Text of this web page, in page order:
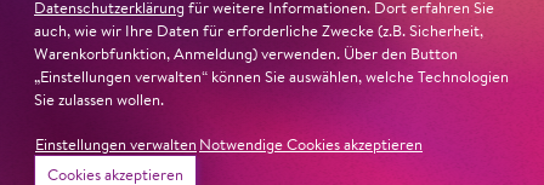
Publikum in ihren Bann, fordere zum Miterleben und
Mitleiden heraus – niemand im Saal bliebe teilnahmslos
zurück, lobt die Jury Ambur Braids stimmliche Wucht
und ihre starke Bühnenpräsenz:
»In dem überwältigenden Farbenreichtum ihres Spiels
Datenschutzerklärung für weitere Informationen. Dort erfahren Sie
auch, wie wir Ihre Daten für erforderliche Zwecke (z.B. Sicherheit,
Warenkorbfunktion, Anmeldung) verwenden. Über den Button
„Einstellungen verwalten“ können Sie auswählen, welche Technologien
Sie zulassen wollen.
Einstellungen verwalten Notwendige Cookies akzeptieren
Cookies akzeptieren